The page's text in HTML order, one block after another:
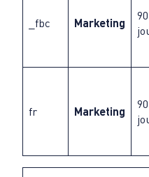
_fbc Marketing
90
fr Marketing
90